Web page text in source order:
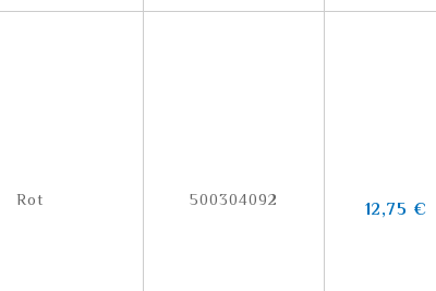
Rot 500304092 12,75 €